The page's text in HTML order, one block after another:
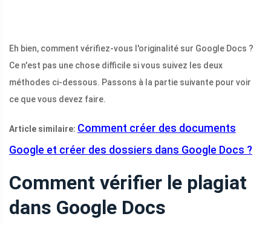
Eh bien, comment vérifiez-vous l'originalité sur Google Docs ?
Ce n'est pas une chose difficile si vous suivez les deux
méthodes ci-dessous. Passons à la partie suivante pour voir
ce que vous devez faire.
Article similaire: Comment créer des documents
Google et créer des dossiers dans Google Docs ?
Comment vérifier le plagiat
dans Google Docs